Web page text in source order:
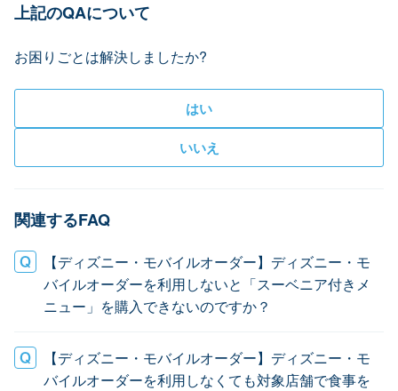
上記のQAについて
お困りごとは解決しましたか?
はい
いいえ
関連するFAQ
【ディズニー・モバイルオーダー】ディズニー・モ
バイルオーダーを利用しないと「スーベニア付きメ
ニュー」を購入できないのですか？
【ディズニー・モバイルオーダー】ディズニー・モ
バイルオーダーを利用しなくても対象店舗で食事を